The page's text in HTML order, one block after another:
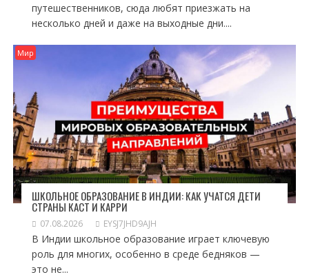
путешественников, сюда любят приезжать на
несколько дней и даже на выходные дни....
Мир
ШКОЛЬНОЕ ОБРАЗОВАНИЕ В ИНДИИ: КАК УЧАТСЯ ДЕТИ
СТРАНЫ КАСТ И КАРРИ
07.08.2026 EYSJ7JHD9AJH
В Индии школьное образование играет ключевую
роль для многих, особенно в среде бедняков —
это не...